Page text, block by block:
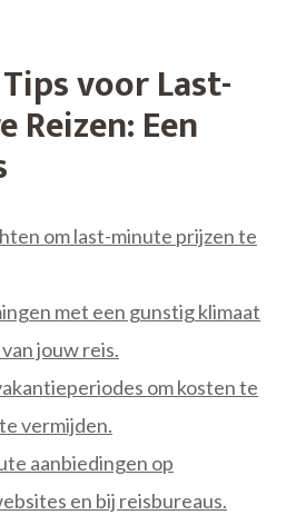
voor Last-
Reizen: Een
om last-minute prijzen te
met een gunstig klimaat
jouw reis.
om kosten te
vermijden.
aanbiedingen op
en bij reisbureaus.